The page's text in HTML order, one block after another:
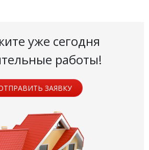
уже сегодня
работы!
ЗАЯВКУ